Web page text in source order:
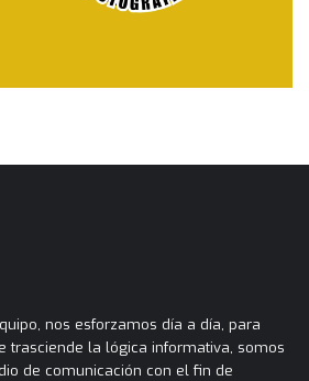
nos esforzamos día a día, para
trasciende la lógica informativa, somos
de comunicación con el fin de